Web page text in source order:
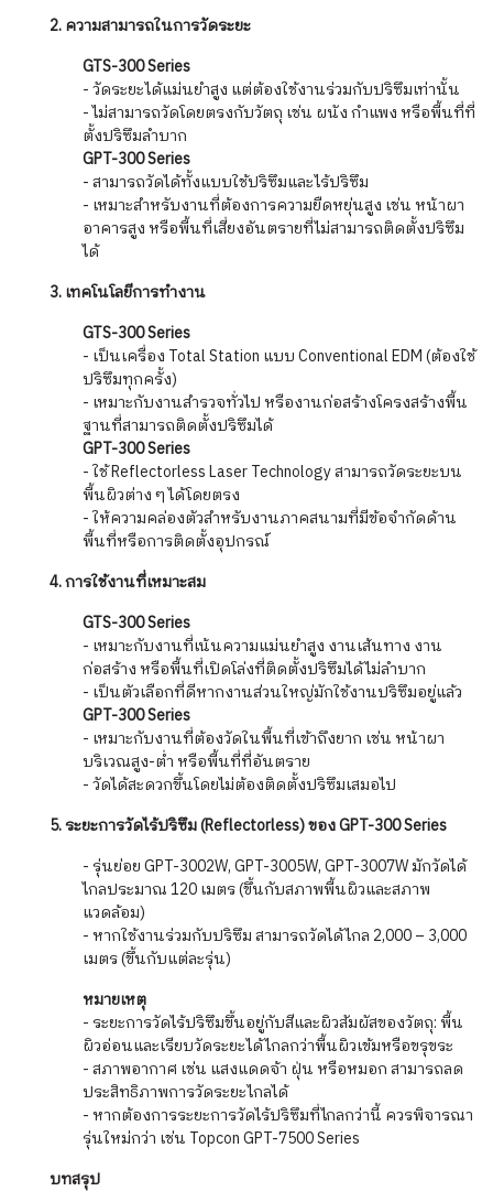
2. ความสามารถในการวัดระยะ
GTS-300 Series
- วัดระยะได้แม่นยำสูง แต่ต้องใช้งานร่วมกับปริซึมเท่านั้น
- ไม่สามารถวัดโดยตรงกับวัตถุ เช่น ผนัง กำแพง หรือพื้นที่ที่
ตั้งปริซึมลำบาก
GPT-300 Series
- สามารถวัดได้ทั้งแบบใช้ปริซึมและไร้ปริซึม
- เหมาะสำหรับงานที่ต้องการความยืดหยุ่นสูง เช่น หน้าผา
อาคารสูง หรือพื้นที่เสี่ยงอันตรายที่ไม่สามารถติดตั้งปริซึม
ได้
3. เทคโนโลยีการทำงาน
GTS-300 Series
- เป็นเครื่อง Total Station แบบ Conventional EDM (ต้องใช้
ปริซึมทุกครั้ง)
- เหมาะกับงานสำรวจทั่วไป หรืองานก่อสร้างโครงสร้างพื้น
ฐานที่สามารถติดตั้งปริซึมได้
GPT-300 Series
- ใช้ Reflectorless Laser Technology สามารถวัดระยะบน
พื้นผิวต่าง ๆ ได้โดยตรง
- ให้ความคล่องตัวสำหรับงานภาคสนามที่มีข้อจำกัดด้าน
พื้นที่หรือการติดตั้งอุปกรณ์
4. การใช้งานที่เหมาะสม
GTS-300 Series
- เหมาะกับงานที่เน้นความแม่นยำสูง งานเส้นทาง งาน
ก่อสร้าง หรือพื้นที่เปิดโล่งที่ติดตั้งปริซึมได้ไม่ลำบาก
- เป็นตัวเลือกที่ดีหากงานส่วนใหญ่มักใช้งานปริซึมอยู่แล้ว
GPT-300 Series
- เหมาะกับงานที่ต้องวัดในพื้นที่เข้าถึงยาก เช่น หน้าผา
บริเวณสูง-ต่ำ หรือพื้นที่ที่อันตราย
- วัดได้สะดวกขึ้นโดยไม่ต้องติดตั้งปริซึมเสมอไป
5. ระยะการวัดไร้ปริซึม (Reflectorless) ของ GPT-300 Series
- รุ่นย่อย GPT-3002W, GPT-3005W, GPT-3007W มักวัดได้
ไกลประมาณ 120 เมตร (ขึ้นกับสภาพพื้นผิวและสภาพ
แวดล้อม)
- หากใช้งานร่วมกับปริซึม สามารถวัดได้ไกล 2,000 – 3,000
เมตร (ขึ้นกับแต่ละรุ่น)
หมายเหตุ
- ระยะการวัดไร้ปริซึมขึ้นอยู่กับสีและผิวสัมผัสของวัตถุ: พื้น
ผิวอ่อนและเรียบวัดระยะได้ไกลกว่าพื้นผิวเข้มหรือขรุขระ
- สภาพอากาศ เช่น แสงแดดจ้า ฝุ่น หรือหมอก สามารถลด
ประสิทธิภาพการวัดระยะไกลได้
- หากต้องการระยะการวัดไร้ปริซึมที่ไกลกว่านี้ ควรพิจารณา
รุ่นใหม่กว่า เช่น Topcon GPT-7500 Series
บทสรุป